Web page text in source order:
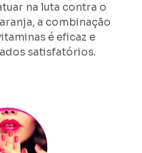
na luta contra o
a combinação
é eficaz e
satisfatórios.